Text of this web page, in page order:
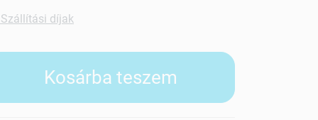
Szállítási díjak
Kosárba teszem